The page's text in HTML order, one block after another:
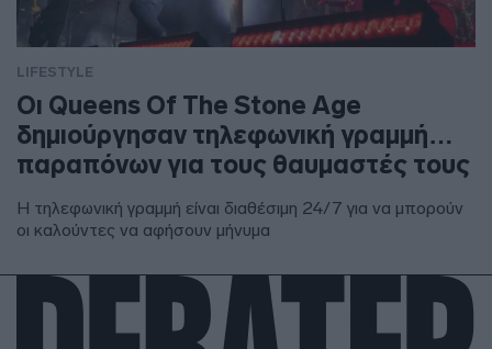
LIFESTYLE
Οι Queens Of The Stone Age
δημιούργησαν τηλεφωνική γραμμή…
παραπόνων για τους θαυμαστές τους
Η τηλεφωνική γραμμή είναι διαθέσιμη 24/7 για να μπορούν
οι καλούντες να αφήσουν μήνυμα